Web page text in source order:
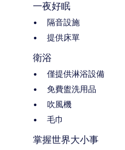
一夜好眠
隔音設施
提供床單
衛浴
僅提供淋浴設備
免費盥洗用品
吹風機
毛巾
掌握世界大小事